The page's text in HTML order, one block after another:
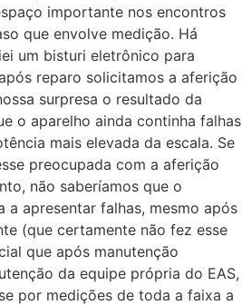
importante nos encontros
que envolve medição. Há
um bisturi eletrônico para
reparo solicitamos a aferição
surpresa o resultado da
o aparelho ainda continha falhas
mais elevada da escala. Se
preocupada com a aferição
não saberíamos que o
a apresentar falhas, mesmo após
(que certamente não fez esse
que após manutenção
da equipe própria do EAS,
por medições de toda a faixa a